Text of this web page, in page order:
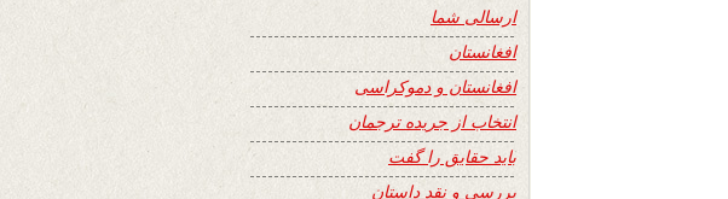
ارسالی شما
افغانستان
افغانستان و دموکراسی
انتخاب از جریده ترجمان
باید حقایق را گفت
بررسی و نقد داستان